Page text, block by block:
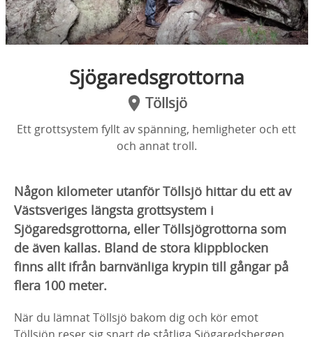
Sjögaredsgrottorna
Töllsjö
Ett grottsystem fyllt av spänning, hemligheter och ett
och annat troll.
Någon kilometer utanför Töllsjö hittar du ett av
Västsveriges längsta grottsystem i
Sjögaredsgrottorna, eller Töllsjögrottorna som
de även kallas. Bland de stora klippblocken
finns allt ifrån barnvänliga krypin till gångar på
flera 100 meter.
När du lämnat Töllsjö bakom dig och kör emot